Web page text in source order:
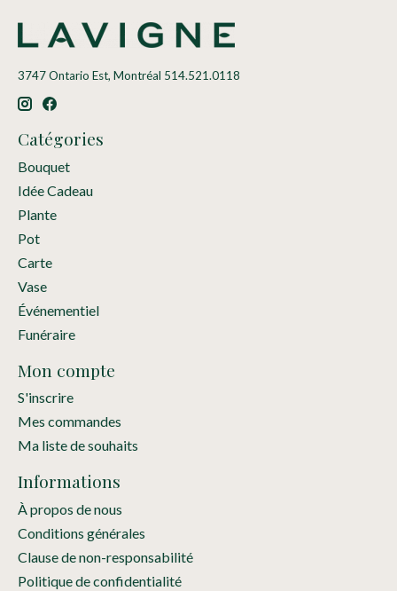
3747 Ontario Est, Montréal 514.521.0118
Catégories
Bouquet
Idée Cadeau
Plante
Pot
Carte
Vase
Événementiel
Funéraire
Mon compte
S'inscrire
Mes commandes
Ma liste de souhaits
Informations
À propos de nous
Conditions générales
Clause de non-responsabilité
Politique de confidentialité